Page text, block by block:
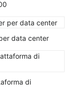
data center
di